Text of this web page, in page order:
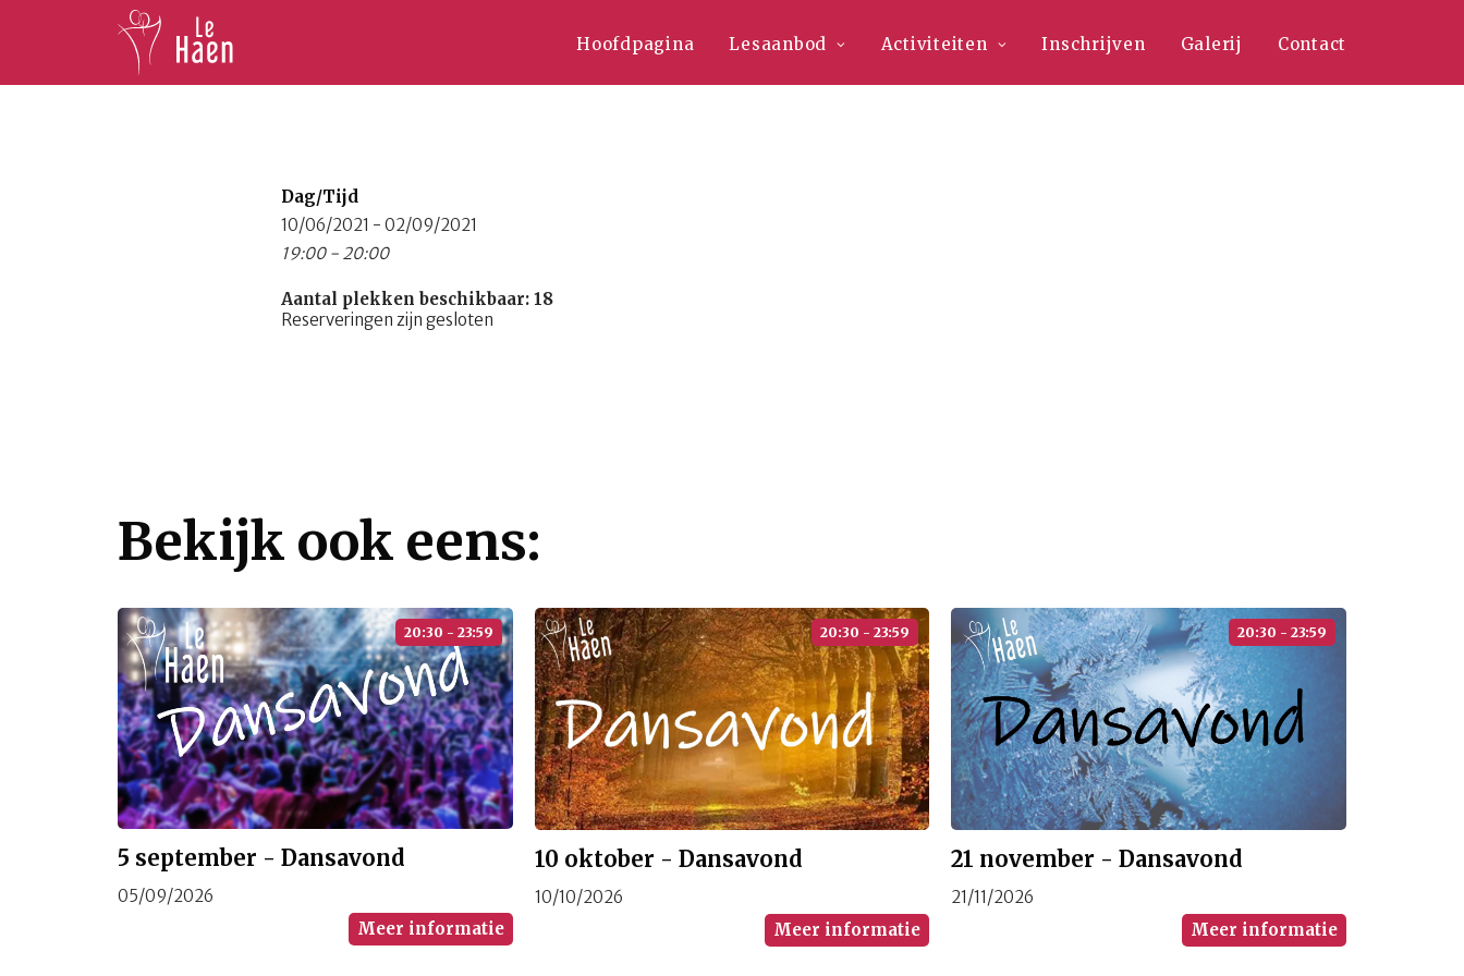
Hoofdpagina Lesaanbod Activiteiten Inschrijven Galerij Contact
Dag/Tijd
10/06/2021 - 02/09/2021
19:00 - 20:00
Aantal plekken beschikbaar: 18
Reserveringen zijn gesloten
Bekijk ook eens:
5 september - Dansavond
05/09/2026
20:30 - 23:59
Meer informatie
10 oktober - Dansavond
10/10/2026
20:30 - 23:59
Meer informatie
21 november - Dansavond
21/11/2026
20:30 - 23:59
Meer informatie